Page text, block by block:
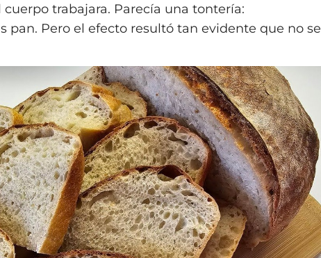
trabajara. Parecía una tontería:
pan. Pero el efecto resultó tan evidente que no se